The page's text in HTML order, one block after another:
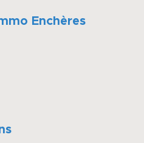
Enchères